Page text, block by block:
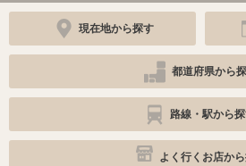
現在地から探す
都道府県から
路線・駅から
よく行くお店か